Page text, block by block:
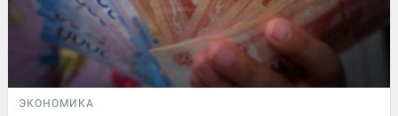
ЭКОНОМИКА